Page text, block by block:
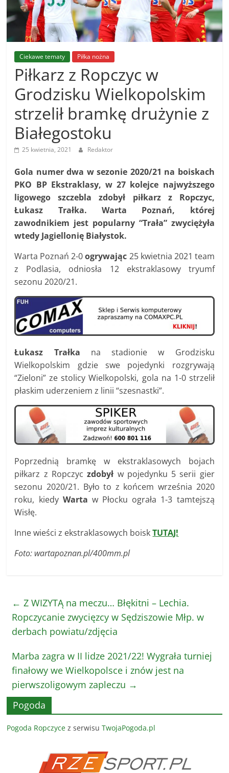
Ropczycko-
Sędziszowskiego
Sportowe
wieści
powiatu
Ropczycko-
Sędziszowskiego
Ciekawe tematy Piłka nożna
Piłkarz z Ropczyc w
Grodzisku Wielkopolskim
strzelił bramkę drużynie z
Białegostoku
25 kwietnia, 2021 Redaktor
Gola numer dwa w sezonie 2020/21 na boiskach
PKO BP Ekstraklasy, w 27 kolejce najwyższego
ligowego szczebla zdobył piłkarz z Ropczyc,
Łukasz Trałka. Warta Poznań, której
zawodnikiem jest popularny “Trała” zwyciężyła
wtedy Jagiellonię Białystok.
Warta Poznań 2-0ogrywając 25 kwietnia 2021 team
z Podlasia, odniosła 12 ekstraklasowy tryumf
sezonu 2020/21.
Łukasz Trałka na stadionie w Grodzisku
Wielkopolskim gdzie swe pojedynki rozgrywają
“Zieloni” ze stolicy Wielkopolski, gola na 1-0 strzelił
płaskim uderzeniem z linii “szesnastki”.
Poprzednią bramkę w ekstraklasowych bojach
piłkarz z Ropczyczdobył w pojedynku 5 serii gier
sezonu 2020/21. Było to z końcem września 2020
roku, kiedy Warta w Płocku ograła 1-3 tamtejszą
Wisłę.
Inne wieści z ekstraklasowych boiskTUTAJ!
Foto: wartapoznan.pl/400mm.pl
← Z WIZYTĄ na meczu… Błękitni – Lechia.
Ropczycanie zwycięzcy w Sędziszowie Młp. w
derbach powiatu/zdjęcia
Marba zagra w II lidze 2021/22! Wygrała turniej
finałowy we Wielkopolsce i znów jest na
pierwszoligowym zapleczu →
Pogoda
Pogoda Ropczyce z serwisu TwojaPogoda.pl